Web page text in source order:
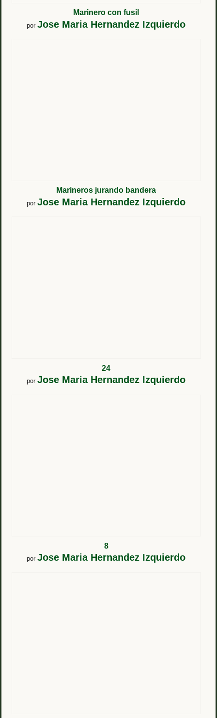
Marinero con fusil
por Jose Maria Hernandez Izquierdo
Marineros jurando bandera
por Jose Maria Hernandez Izquierdo
24
por Jose Maria Hernandez Izquierdo
8
por Jose Maria Hernandez Izquierdo